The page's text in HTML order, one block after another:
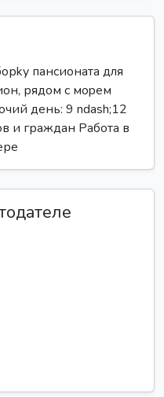
пансионата для
рядом с моpeм
день: 9 ndash;12
и граждан Работа в